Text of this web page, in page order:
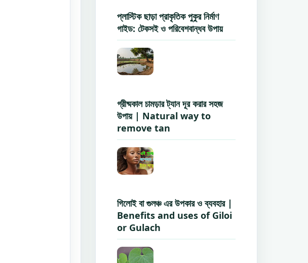
প্লাস্টিক ছাড়া প্রাকৃতিক পুকুর নির্মাণ
গাইড: টেকসই ও পরিবেশবান্ধব উপায়
গ্রীষ্মকাল চামড়ার ট্যান দূর করার সহজ
উপায় | Natural way to
remove tan
গিলোই বা গুলঞ্চ এর উপকার ও ব্যবহার |
Benefits and uses of Giloi
or Gulach